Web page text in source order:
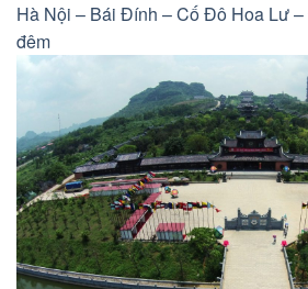
Hà Nội – Bái Đính – Cố Đô Hoa Lư –
đêm